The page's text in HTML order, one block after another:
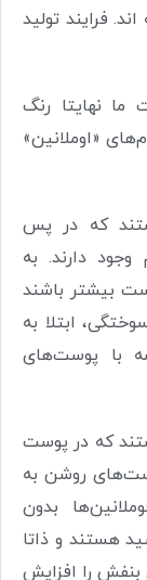
فرایند تولید
ما نهایتا رنگ
«اوملانین»
که در پس
دارند. به
بیشتر باشند
ابتلا به
با پوست‌های
که در پوست
روشن به‌
بدون
هستند و ذاتا
را افزایش